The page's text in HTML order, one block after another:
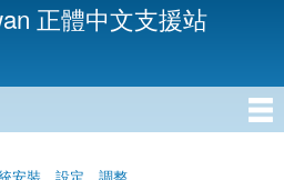
正體中文支援站
安裝、設定、調整